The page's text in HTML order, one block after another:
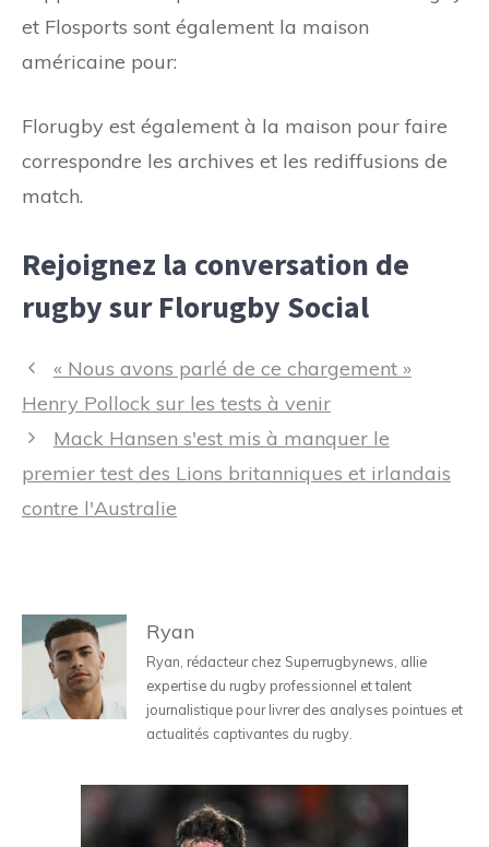
et Flosports sont également la maison
américaine pour:
Florugby est également à la maison pour faire
correspondre les archives et les rediffusions de
match.
Rejoignez la conversation de
rugby sur Florugby Social
Navigation
des
« Nous avons parlé de ce chargement »
Henry Pollock sur les tests à venir
Mack Hansen s'est mis à manquer le
premier test des Lions britanniques et irlandais
contre l'Australie
Ryan
Ryan, rédacteur chez Superrugbynews, allie
expertise du rugby professionnel et talent
journalistique pour livrer des analyses pointues et
actualités captivantes du rugby.